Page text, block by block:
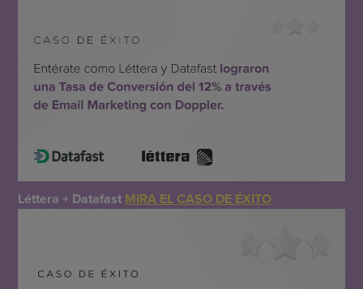
Léttera + Datafast MIRA EL CASO DE ÉXITO